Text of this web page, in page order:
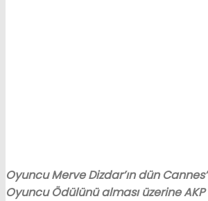
Oyuncu Merve Dizdar’ın dün
Oyuncu Ödülünü alması üzerine AKP